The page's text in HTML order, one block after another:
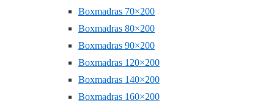
Boxmadras 70×200
Boxmadras 80×200
Boxmadras 90×200
Boxmadras 120×200
Boxmadras 140×200
Boxmadras 160×200